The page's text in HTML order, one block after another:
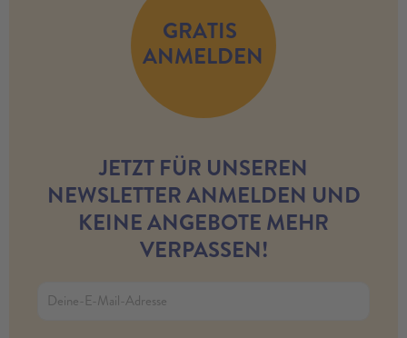
GRATIS
ANMELDEN
JETZT FÜR UNSEREN
NEWSLETTER ANMELDEN UND
KEINE ANGEBOTE MEHR
VERPASSEN!